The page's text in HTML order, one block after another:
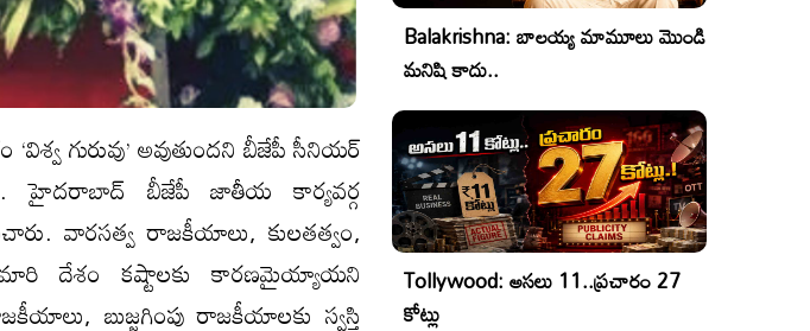
గురువు’ అవుతుందని బీజేపీ సీనియర్
హైద‌రాబాద్ బీజేపీ జాతీయ కార్యవర్గ
వార‌స‌త్వ రాజ‌కీయాలు, కులతత్వం,
దేశం కష్టాలకు కార‌ణ‌మైయ్యాయ‌ని
బుజ్జగింపు రాజకీయాలకు స్వస్తి
Balakrishna: బాలయ్య మామూలు మొండి
మనిషి కాదు..
Tollywood: అసలు 11..ప్రచారం 27
కోట్లు